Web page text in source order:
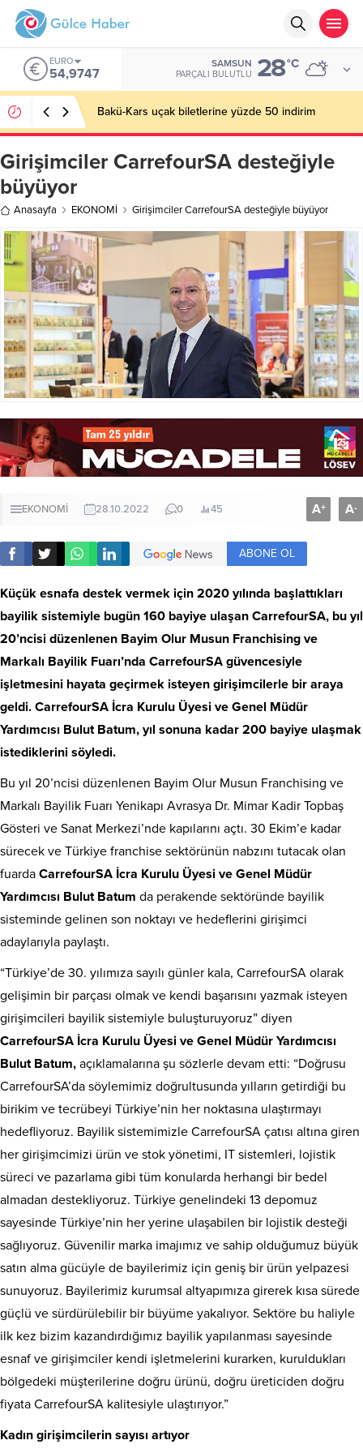
EURO
54,9747
SAMSUN
PARÇALI BULUTLU 28°C
Bakü-Kars uçak biletlerine yüzde 50 indirim
Girişimciler CarrefourSA desteğiyle
büyüyor
Anasayfa EKONOMİ Girişimciler CarrefourSA desteğiyle büyüyor
EKONOMİ 28.10.2022 0 45 A+ A-
ABONE OL
Küçük esnafa destek vermek için 2020 yılında başlattıkları
bayilik sistemiyle bugün 160 bayiye ulaşan CarrefourSA, bu yıl
20’ncisi düzenlenen Bayim Olur Musun Franchising ve
Markalı Bayilik Fuarı’nda CarrefourSA güvencesiyle
işletmesini hayata geçirmek isteyen girişimcilerle bir araya
geldi. CarrefourSA İcra Kurulu Üyesi ve Genel Müdür
Yardımcısı Bulut Batum, yıl sonuna kadar 200 bayiye ulaşmak
istediklerini söyledi.
Bu yıl 20’ncisi düzenlenen Bayim Olur Musun Franchising ve
Markalı Bayilik Fuarı Yenikapı Avrasya Dr. Mimar Kadir Topbaş
Gösteri ve Sanat Merkezi’nde kapılarını açtı. 30 Ekim’e kadar
sürecek ve Türkiye franchise sektörünün nabzını tutacak olan
fuarda CarrefourSA İcra Kurulu Üyesi ve Genel Müdür
Yardımcısı Bulut Batum da perakende sektöründe bayilik
sisteminde gelinen son noktayı ve hedeflerini girişimci
adaylarıyla paylaştı.
“Türkiye’de 30. yılımıza sayılı günler kala, CarrefourSA olarak
gelişimin bir parçası olmak ve kendi başarısını yazmak isteyen
girişimcileri bayilik sistemiyle buluşturuyoruz” diyen
CarrefourSA İcra Kurulu Üyesi ve Genel Müdür Yardımcısı
Bulut Batum, açıklamalarına şu sözlerle devam etti: “Doğrusu
CarrefourSA’da söylemimiz doğrultusunda yılların getirdiği bu
birikim ve tecrübeyi Türkiye’nin her noktasına ulaştırmayı
hedefliyoruz. Bayilik sistemimizle CarrefourSA çatısı altına giren
her girişimcimizi ürün ve stok yönetimi, IT sistemleri, lojistik
süreci ve pazarlama gibi tüm konularda herhangi bir bedel
almadan destekliyoruz. Türkiye genelindeki 13 depomuz
sayesinde Türkiye’nin her yerine ulaşabilen bir lojistik desteği
sağlıyoruz. Güvenilir marka imajımız ve sahip olduğumuz büyük
satın alma gücüyle de bayilerimiz için geniş bir ürün yelpazesi
sunuyoruz. Bayilerimiz kurumsal altyapımıza girerek kısa sürede
güçlü ve sürdürülebilir bir büyüme yakalıyor. Sektöre bu haliyle
ilk kez bizim kazandırdığımız bayilik yapılanması sayesinde
esnaf ve girişimciler kendi işletmelerini kurarken, kuruldukları
bölgedeki müşterilerine doğru ürünü, doğru üreticiden doğru
fiyata CarrefourSA kalitesiyle ulaştırıyor.”
Kadın girişimcilerin sayısı artıyor